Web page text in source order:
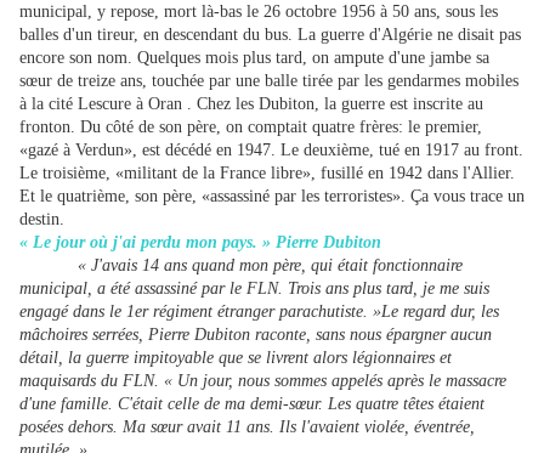
municipal, y repose, mort là-bas le 26 octobre 1956 à 50 ans, sous les
balles d'un tireur, en descendant du bus. La guerre d'Algérie ne disait pas
encore son nom. Quelques mois plus tard, on ampute d'une jambe sa
sœur de treize ans, touchée par une balle tirée par les gendarmes mobiles
à la cité Lescure à Oran . Chez les Dubiton, la guerre est inscrite au
fronton. Du côté de son père, on comptait quatre frères: le premier,
«gazé à Verdun», est décédé en 1947. Le deuxième, tué en 1917 au front.
Le troisième, «militant de la France libre», fusillé en 1942 dans l'Allier.
Et le quatrième, son père, «assassiné par les terroristes». Ça vous trace un
destin.
« Le jour où j'ai perdu mon pays. » Pierre Dubiton
« J'avais 14 ans quand mon père, qui était fonctionnaire
municipal, a été assassiné par le FLN. Trois ans plus tard, je me suis
engagé dans le 1er régiment étranger parachutiste. »Le regard dur, les
mâchoires serrées, Pierre Dubiton raconte, sans nous épargner aucun
détail, la guerre impitoyable que se livrent alors légionnaires et
maquisards du FLN. « Un jour, nous sommes appelés après le massacre
d'une famille. C'était celle de ma demi-sœur. Les quatre têtes étaient
posées dehors. Ma sœur avait 11 ans. Ils l'avaient violée, éventrée,